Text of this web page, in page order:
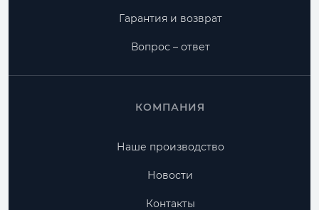
Гарантия и возврат
Вопрос – ответ
КОМПАНИЯ
Наше производство
Новости
Контакты